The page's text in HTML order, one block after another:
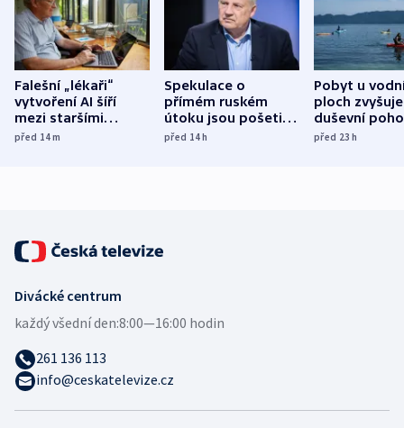
Falešní „lékaři“
vytvoření AI šíří
mezi staršími
Poláky nebezpečné
před 14m
Spekulace o
přímém ruském
útoku jsou pošetilé,
míní estonský
před 14h
Pobyt u
ploch zvyšuje
duševní
ukázala
před 23h
Divácké centrum
každý všední den:8:00—16:00 hodin
261 136 113
info@ceskatelevize.cz